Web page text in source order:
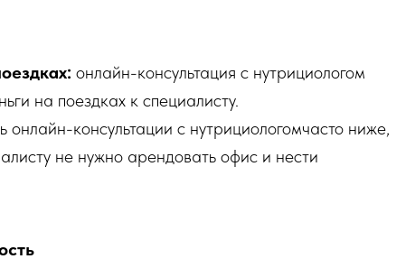
онлайн-консультация с нутрициологом
на поездках к специалисту.
онлайн-консультации с нутрициологомчасто ниже,
не нужно арендовать офис и нести